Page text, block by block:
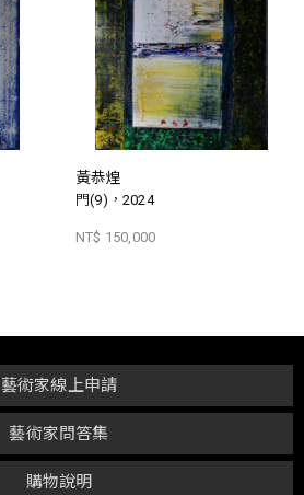
黃恭煌
門(9)，2024
NT$ 150,000
購物說明
藝術家問答集
藝術家線上申請